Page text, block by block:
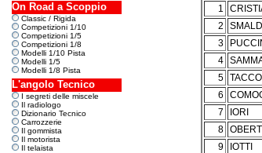
On Road a Scoppio
Classic / Rigida
Competizioni 1/10
Competizioni 1/5
Competizioni 1/8
Modelli 1/10 Pista
Modelli 1/5
Modelli 1/8 Pista
L'angolo Tecnico
I segreti delle miscele
Il radiologo
Dizionario Tecnico
Carrozzerie
Il gommista
Il motorista
Il telaista
1
2
3
4
5
6
7
IORI
8
9
IOTTI